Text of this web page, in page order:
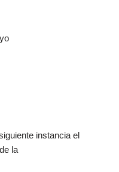
instancia el
la